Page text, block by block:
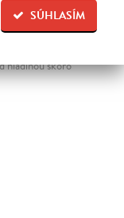
SÚHLASÍM
když jejich tělo
hladinou skoro